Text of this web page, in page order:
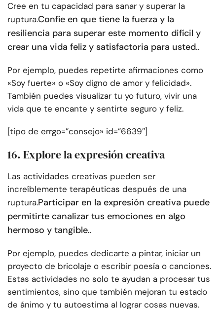
Cree en tu capacidad para sanar y superar la
ruptura.Confíe en que tiene la fuerza y la
resiliencia para superar este momento difícil y
crear una vida feliz y satisfactoria para usted..
Por ejemplo, puedes repetirte afirmaciones como
«Soy fuerte» o «Soy digno de amor y felicidad».
También puedes visualizar tu yo futuro, vivir una
vida que te encante y sentirte seguro y feliz.
[tipo de errgo=”consejo» id=”6639″]
16. Explore la expresión creativa
Las actividades creativas pueden ser
increíblemente terapéuticas después de una
ruptura.Participar en la expresión creativa puede
permitirte canalizar tus emociones en algo
hermoso y tangible..
Por ejemplo, puedes dedicarte a pintar, iniciar un
proyecto de bricolaje o escribir poesía o canciones.
Estas actividades no solo te ayudan a procesar tus
sentimientos, sino que también mejoran tu estado
de ánimo y tu autoestima al lograr cosas nuevas.